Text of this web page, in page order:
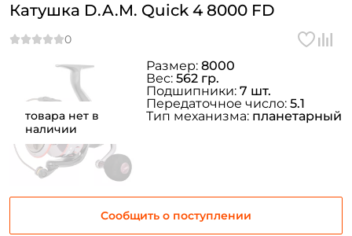
товара нет в
наличии
Катушка D.A.M. Quick 4 8000 FD
Сообщить о поступлении
Размер: 8000
Вес: 562 гр.
Подшипники: 7 шт.
Передаточное число: 5.1
Тип механизма: планетарный
Номер телефона: *
Придумайте пароль: *
Повторите пароль: *
Заполняя данную форму вы соглашаетесь на обработку
персональных данных
Создать аккаунт